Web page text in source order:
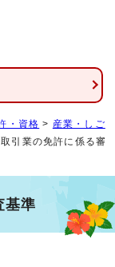
・資格 > 産業・しご
引業の免許に係る審
基準